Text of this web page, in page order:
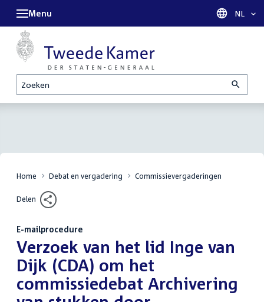
Zoeken
Menu Taal
NL
Home Debat en vergadering Commissievergaderingen
Delen
E-mailprocedure
:Verzoek van het lid Inge van
Dijk (CDA) om het
commissiedebat Archivering